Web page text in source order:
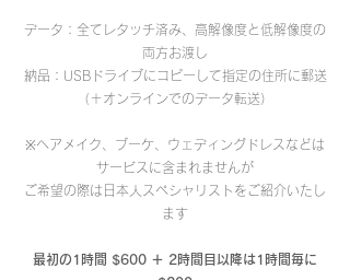
データ：全てレタッチ済み、高解像度と低解像度の
両方お渡し
納品：USBドライブにコピーして指定の住所に郵送
（＋オンラインでのデータ転送）
※ヘアメイク、ブーケ、ウェディングドレスなどは
サービスに含まれませんが
ご希望の際は日本人スペシャリストをご紹介いたし
ます
最初の1時間 $600 ＋ 2時間目以降は1時間毎に